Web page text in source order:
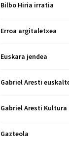
Bilbo Hiria irratia
Erroa argitaletxea
Euskara jendea
Gabriel Aresti
Gabriel Aresti Kultura
Gazteola